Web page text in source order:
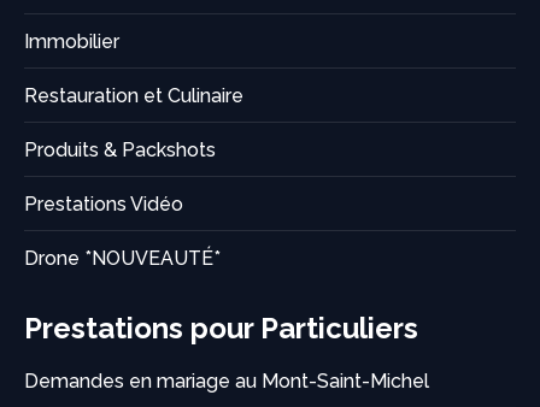
Immobilier
Restauration et Culinaire
Produits & Packshots
Prestations Vidéo
Drone *NOUVEAUTÉ*
Prestations pour Particuliers
Demandes en mariage au Mont-Saint-Michel